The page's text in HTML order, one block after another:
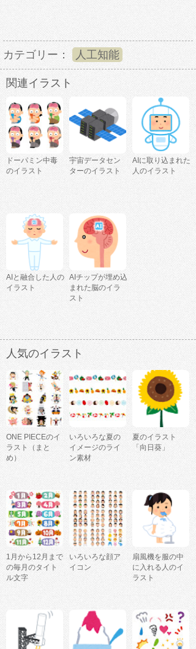
カテゴリー： 人工知能
関連イラスト
ドーパミン中毒
のイラスト
宇宙データセン
ターのイラスト
AIに取り込まれた
人のイラスト
AIと融合した人の
イラスト
AIチップが埋め込
まれた脳のイラ
スト
人気のイラスト
ONE PIECEのイ
ラスト（まと
め）
いろいろな夏の
イメージのライ
ン素材
夏のイラスト
「向日葵」
1月から12月まで
の毎月のタイト
ル文字
いろいろな顔ア
イコン
扇風機を服の中
に入れる人のイ
ラスト